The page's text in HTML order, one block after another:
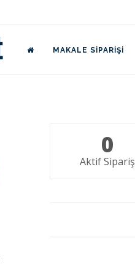
MAKALE SIPARIŞI
0
Aktif Sipariş